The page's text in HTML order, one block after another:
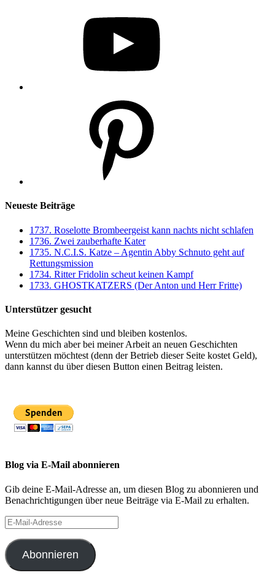
Neueste Beiträge
1737. Roselotte Brombeergeist kann nachts nicht schlafen
1736. Zwei zauberhafte Kater
1735. N.C.I.S. Katze – Agentin Abby Schnuto geht auf
Rettungsmission
1734. Ritter Fridolin scheut keinen Kampf
1733. GHOSTKATZERS (Der Anton und Herr Fritte)
Unterstützer gesucht
Meine Geschichten sind und bleiben kostenlos.
Wenn du mich aber bei meiner Arbeit an neuen Geschichten
unterstützen möchtest (denn der Betrieb dieser Seite kostet Geld),
dann kannst du über diesen Button einen Beitrag leisten.
Blog via E-Mail abonnieren
Gib deine E-Mail-Adresse an, um diesen Blog zu abonnieren und
Benachrichtigungen über neue Beiträge via E-Mail zu erhalten.
E-
Mail-
Adresse
Abonnieren